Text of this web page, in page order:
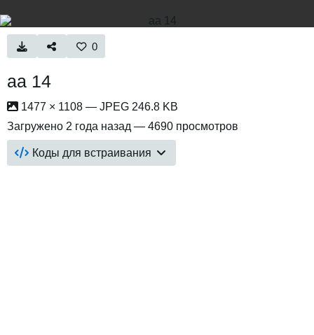
0
aa 14
1477 × 1108 — JPEG 246.8 KB
Загружено 2 года назад — 4690 просмотров
Коды для встраивания